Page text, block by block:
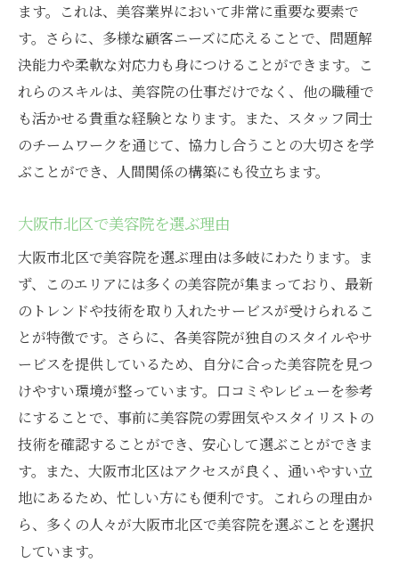
ます。これは、美容業界において非常に重要な要素で
す。さらに、多様な顧客ニーズに応えることで、問題解
決能力や柔軟な対応力も身につけることができます。こ
れらのスキルは、美容院の仕事だけでなく、他の職種で
も活かせる貴重な経験となります。また、スタッフ同士
のチームワークを通じて、協力し合うことの大切さを学
ぶことができ、人間関係の構築にも役立ちます。
大阪市北区で美容院を選ぶ理由
大阪市北区で美容院を選ぶ理由は多岐にわたります。ま
ず、このエリアには多くの美容院が集まっており、最新
のトレンドや技術を取り入れたサービスが受けられるこ
とが特徴です。さらに、各美容院が独自のスタイルやサ
ービスを提供しているため、自分に合った美容院を見つ
けやすい環境が整っています。口コミやレビューを参考
にすることで、事前に美容院の雰囲気やスタイリストの
技術を確認することができ、安心して選ぶことができま
す。また、大阪市北区はアクセスが良く、通いやすい立
地にあるため、忙しい方にも便利です。これらの理由か
ら、多くの人々が大阪市北区で美容院を選ぶことを選択
しています。